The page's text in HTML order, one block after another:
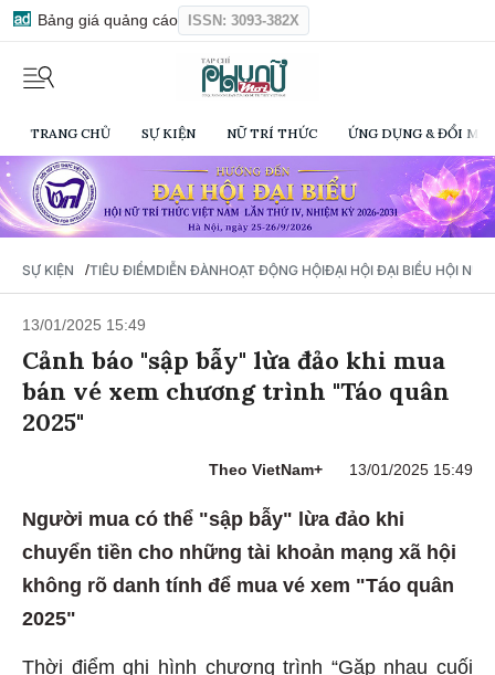
Bảng giá quảng cáo ISSN: 3093-382X
TRANG CHỦ SỰ KIỆN NỮ TRÍ THỨC ỨNG DỤNG & ĐỔI
SỰ KIỆN /TIÊU ĐIỂMDIỄN ĐÀNHOẠT ĐỘNG HỘIĐẠI HỘI ĐẠI BIỂU HỘI NỮ
13/01/2025 15:49
Cảnh báo "sập bẫy" lừa đảo khi mua
bán vé xem chương trình "Táo quân
2025"
Theo VietNam+ 13/01/2025 15:49
Người mua có thể "sập bẫy" lừa đảo khi
chuyển tiền cho những tài khoản mạng xã hội
không rõ danh tính để mua vé xem "Táo quân
2025"
Thời điểm ghi hình chương trình “Gặp nhau cuối